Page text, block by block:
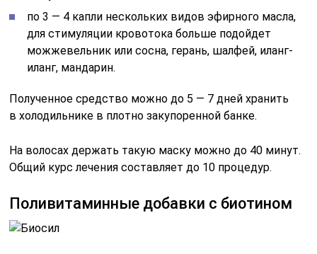
В профилактических целях для предотвращения
дефицита витамина В7 доктора рекомендуют
составом. Специфических показаний к их приему нет,
поэтому употребление подобных медикаментов
питания не содержит должного количества полезных
веществ.
Наиболее популярными и эффективными
средствами являются: